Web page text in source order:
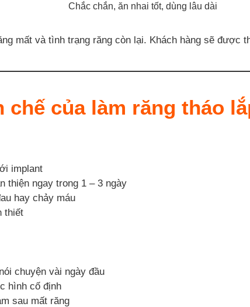
Chắc chắn, ăn nhai tốt, dùng lâu dài
mất và tình trạng răng còn lại. Khách hàng sẽ được
chế của làm răng tháo
implant
thiện ngay trong 1 – 3 ngày
hay chảy máu
thiết
chuyện vài ngày đầu
hình cố định
sau mất răng